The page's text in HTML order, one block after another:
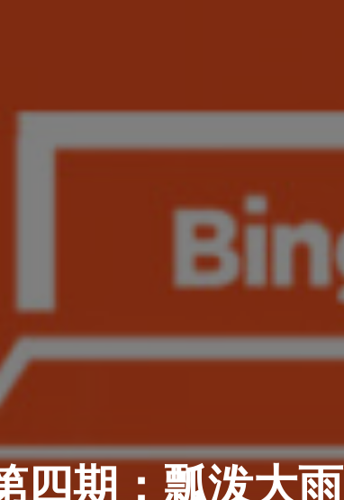
四期：瓢泼大雨